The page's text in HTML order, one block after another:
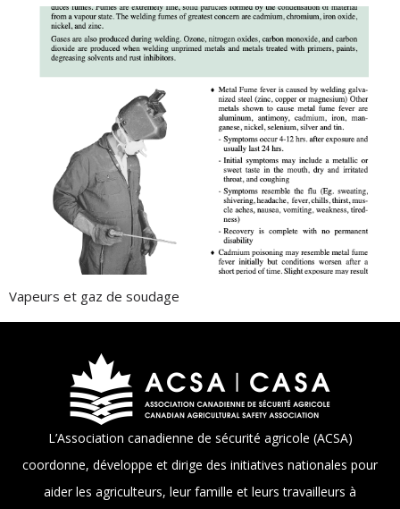
Vapeurs et gaz de soudage
L’Association canadienne de sécurité agricole (ACSA)
coordonne, développe et dirige des initiatives nationales pour
aider les agriculteurs, leur famille et leurs travailleurs à